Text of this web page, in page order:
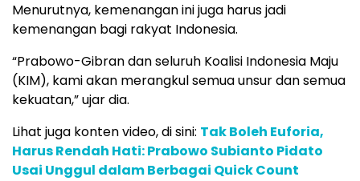
Menurutnya, kemenangan ini juga harus jadi
kemenangan bagi rakyat Indonesia.
“Prabowo-Gibran dan seluruh Koalisi Indonesia Maju
(KIM), kami akan merangkul semua unsur dan semua
kekuatan,” ujar dia.
Lihat juga konten video, di sini: Tak Boleh Euforia,
Harus Rendah Hati: Prabowo Subianto Pidato
Usai Unggul dalam Berbagai Quick Count